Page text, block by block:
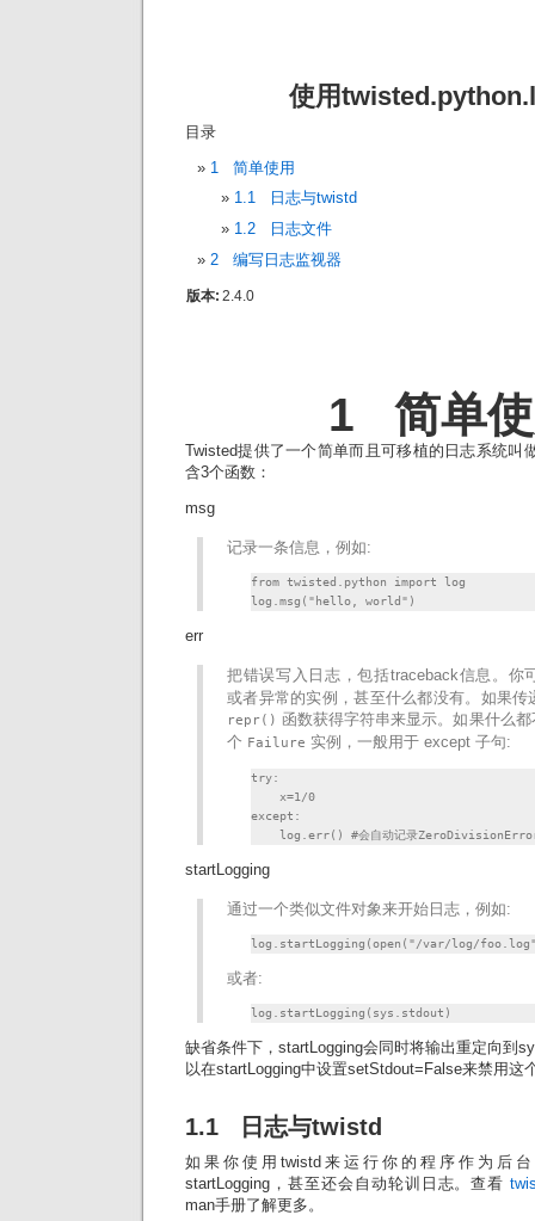
使用
目录
1 简单使用
1.1 日志与twistd
1.2 日志文件
2 编写日志监视器
版本: 2.4.0
1 简单
Twisted提供了一个简单而且可移植的日志系统叫
含3个函数：
msg
记录一条信息，例如:
from twisted.python import log
log.msg("hello, world")
err
把错误写入日志，包括traceback信息。你
或者异常的实例，甚至什么都没有。如果传
repr() 函数获得字符串来显示。如果什么
个 Failure 实例，一般用于 except 子句:
try:
    x=1/0
except:
log.err() #会自动记录
startLogging
通过一个类似文件对象来开始日志，例如:
log.startLogging(open("/var/log/
或者:
log.startLogging(sys.stdout)
缺省条件下，startLogging会同时将输出重定向到
以在startLogging中设置setStdout=False来禁用这
1.1 日志与twistd
如果你使用twistd来运行你的程序作为后
startLogging，甚至还会自动轮训日志。查看
man手册了解更多。